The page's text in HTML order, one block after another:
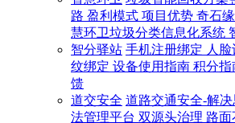
路 盈利模式 项目优势 奇石
慧环卫垃圾分类信息化系统
智分驿站 手机注册绑定 人
纹绑定 设备使用指南 积分指
馈
道交安全 道路交通安全-解决
法管理平台 双源头治理 路面